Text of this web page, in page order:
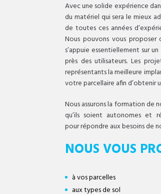
Avec une solide expérience
du matériel qui sera le mieux
de toutes ces années
Nous pouvons vous proposer
s’appuie essentiellement sur
près des utilisateurs. Les
représentants la meilleure
votre parcellaire afin
Nous assurons la formation de
qu’ils soient autonomes et
pour répondre aux besoins de
NOUS VOUS
à vos parcelles
aux types de sol